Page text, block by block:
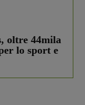
oltre 44mila
lo sport e